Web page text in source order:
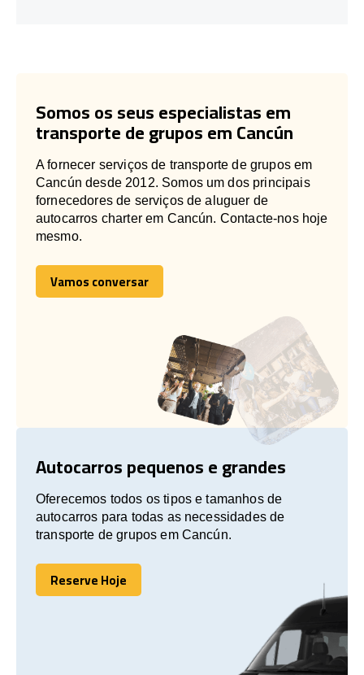
Somos os seus especialistas em
transporte de grupos em Cancún
A fornecer serviços de transporte de grupos em
Cancún desde 2012. Somos um dos principais
fornecedores de serviços de aluguer de
autocarros charter em Cancún. Contacte-nos hoje
mesmo.
Vamos conversar
Vamos conversar
Autocarros pequenos e grandes
Oferecemos todos os tipos e tamanhos de
autocarros para todas as necessidades de
transporte de grupos em Cancún.
Reserve Hoje
Reserve Hoje